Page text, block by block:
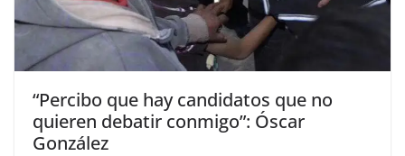
“Percibo que hay candidatos que no
quieren debatir conmigo”: Óscar
González